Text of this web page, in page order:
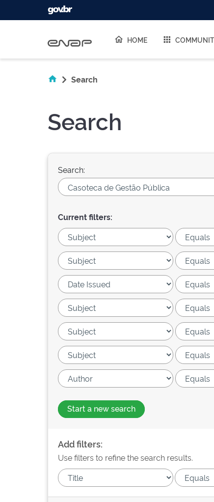
HOME
Search
Search
Search:
Current filters:
Start a new search
Add filters:
Use filters to refine the search results.